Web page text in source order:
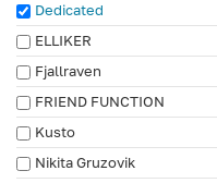
Dedicated
ELLIKER
Fjallraven
FRIEND FUNCTION
Kusto
Nikita Gruzovik